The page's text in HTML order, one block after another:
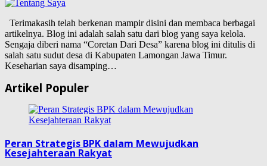
Terimakasih telah berkenan mampir disini dan membaca berbagai
artikelnya. Blog ini adalah salah satu dari blog yang saya kelola.
Sengaja diberi nama “Coretan Dari Desa” karena blog ini ditulis di
salah satu sudut desa di Kabupaten Lamongan Jawa Timur.
Keseharian saya disamping…
Artikel Populer
Peran Strategis BPK dalam Mewujudkan
Kesejahteraan Rakyat